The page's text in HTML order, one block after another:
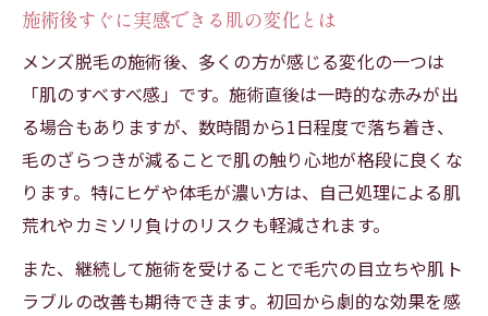
施術後すぐに実感できる肌の変化とは
メンズ脱毛の施術後、多くの方が感じる変化の一つは
「肌のすべすべ感」です。施術直後は一時的な赤みが出
る場合もありますが、数時間から1日程度で落ち着き、
毛のざらつきが減ることで肌の触り心地が格段に良くな
ります。特にヒゲや体毛が濃い方は、自己処理による肌
荒れやカミソリ負けのリスクも軽減されます。
また、継続して施術を受けることで毛穴の目立ちや肌ト
ラブルの改善も期待できます。初回から劇的な効果を感